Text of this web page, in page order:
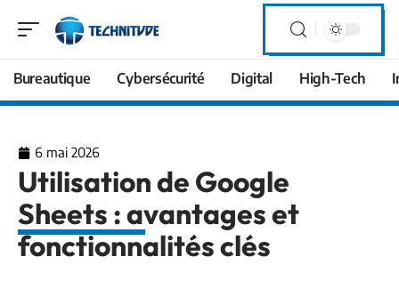
Bureautique Cybersécurité Digital High-Tech
6 mai 2026
Utilisation de Google
Sheets : avantages et
fonctionnalités clés